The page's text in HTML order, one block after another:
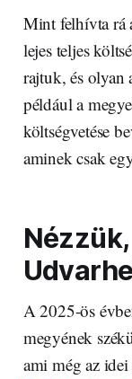
Mint felhívta rá
lejes teljes
rajtuk, és olyan
például a
költségvetése
aminek csak
A 2025-ös
megyének
ami még az